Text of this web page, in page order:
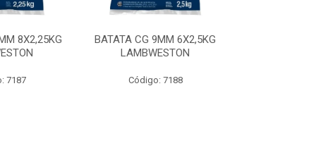
8X2,25KG
7187
BATATA CG 9MM 6X2,5KG
LAMBWESTON
Código: 7188